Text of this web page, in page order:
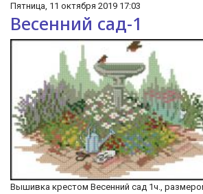
Пятница, 11 октября 2019 17:03
Весенний сад-1
Вышивка крестом Весенний сад 1ч.,